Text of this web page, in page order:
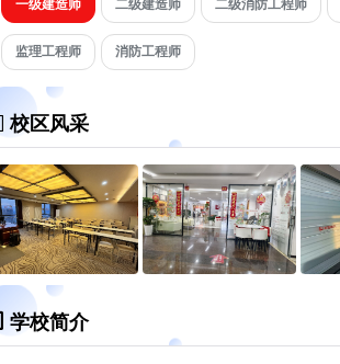
一级建造师 二级建造师 二级消防工程师
监理工程师 消防工程师
校区风采
学校简介